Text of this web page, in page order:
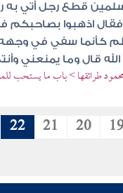
قطع رجل أتي به
اذهبوا بصاحبكم
كأنما سفي في
قال وما يمنعني
طرائقها > باب ما يستحب
20
21
22